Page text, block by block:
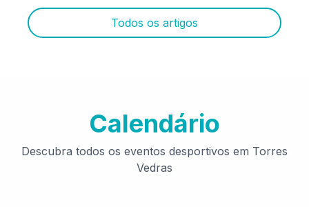
Todos os artigos
Calendário
Descubra todos os eventos desportivos em Torres
Vedras